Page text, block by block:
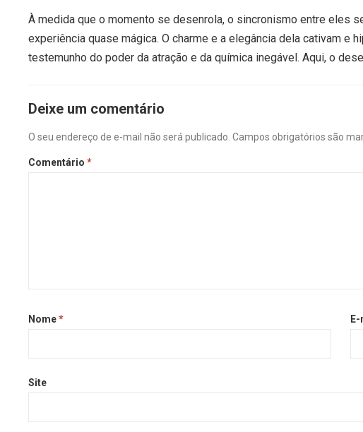
À medida que o momento se desenrola, o sincronismo entre eles
experiência quase mágica. O charme e a elegância dela cativam e
testemunho do poder da atração e da química inegável. Aqui, o
Deixe um comentário
O seu endereço de e-mail não será publicado. Campos obrigatórios são
Comentário*
Nome* E-
Site